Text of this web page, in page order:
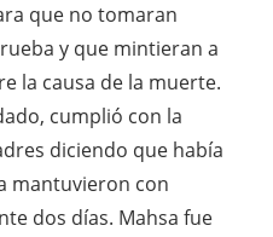
que no tomaran
y que mintieran a
la causa de la muerte.
cumplió con la
diciendo que había
mantuvieron con
dos días. Mahsa fue